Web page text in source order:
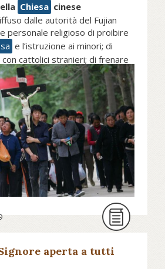
Chiesa cinese
dalle autorità del Fujian
personale religioso di proibire
e l’istruzione ai minori; di
cattolici stranieri; di frenare
Intanto il "Global
dei Musei vaticani e
su “papa Francesco” e sulla
e Vaticano. Per Pechino gli
Sede vanno in parallelo con il
Chiesa .
l'articolo di Bernardo
sulla Mostra dei Musei
aperta a tutti